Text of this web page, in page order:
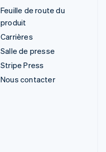
Feuille de route du
produit
Carrières
Salle de presse
Stripe Press
Nous contacter